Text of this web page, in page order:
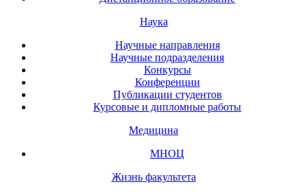
Наука
Научные направления
Научные подразделения
Конкурсы
Конференции
Публикации студентов
Курсовые и дипломные работы
Медицина
МНОЦ
Жизнь факультета